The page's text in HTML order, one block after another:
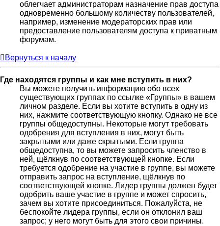
облегчает администраторам назначение прав доступа
одновременно большому количеству пользователей,
например, изменение модераторских прав или
предоставление пользователям доступа к приватным
форумам.
Вернуться к началу
Где находятся группы и как мне вступить в них?
Вы можете получить информацию обо всех
существующих группах по ссылке «Группы» в вашем
личном разделе. Если вы хотите вступить в одну из
них, нажмите соответствующую кнопку. Однако не все
группы общедоступны. Некоторые могут требовать
одобрения для вступления в них, могут быть
закрытыми или даже скрытыми. Если группа
общедоступна, то вы можете запросить членство в
ней, щёлкнув по соответствующей кнопке. Если
требуется одобрение на участие в группе, вы можете
отправить запрос на вступление, щёлкнув по
соответствующей кнопке. Лидер группы должен будет
одобрить ваше участие в группе и может спросить,
зачем вы хотите присоединиться. Пожалуйста, не
беспокойте лидера группы, если он отклонил ваш
запрос; у него могут быть для этого свои причины.